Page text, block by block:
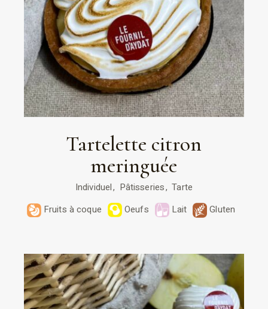
Tartelette citron
meringuée
Individuel Pâtisseries
Tarte
Fruits à coque
Oeufs Lait Gluten